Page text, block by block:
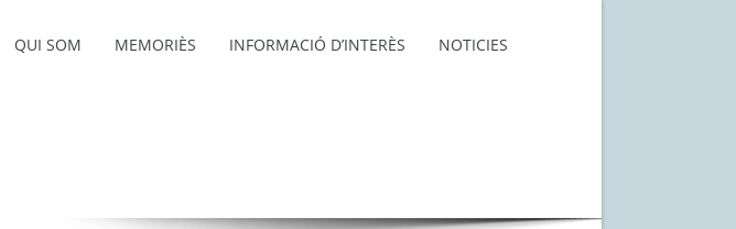
QUI SOM MEMORIÈS INFORMACIÓ D’INTERÈS NOTICIES